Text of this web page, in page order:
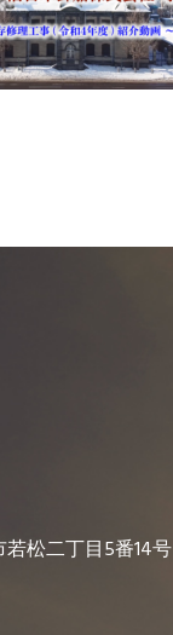
松二丁目5番14号